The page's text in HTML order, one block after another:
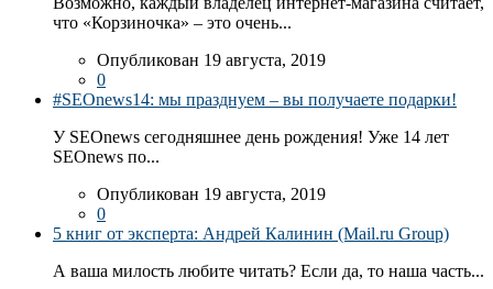
что «Корзиночка» – это очень...
Опубликован 19 августа, 2019
0
#SEOnews14: мы празднуем – вы получаете подарки!
У SEOnews сегодняшнее день рождения! Уже 14 лет
SEOnews по...
Опубликован 19 августа, 2019
0
5 книг от эксперта: Андрей Калинин (Mail.ru Group)
А ваша милость любите читать? Если да, то наша часть...